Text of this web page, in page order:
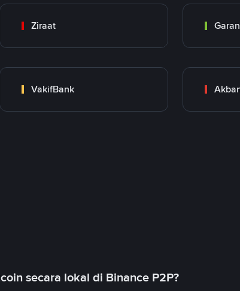
Ziraat
VakifBank
secara lokal di Binance P2P?